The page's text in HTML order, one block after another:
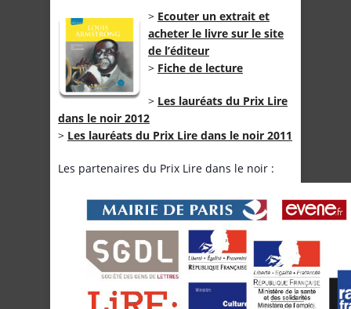
> Ecouter un extrait et
acheter le livre sur le site
de l’éditeur
> Fiche de lecture
> Les lauréats du Prix Lire
dans le noir 2012
> Les lauréats du Prix Lire dans le noir 2011
Les partenaires du Prix Lire dans le noir :